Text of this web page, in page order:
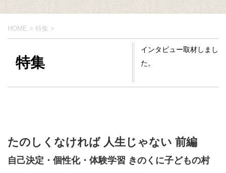
HOME > 特集 >
特集
インタビュー取材しまし
た。
たのしくなければ 人生じゃない 前編
自己決定・個性化・体験学習 きのくに子どもの村